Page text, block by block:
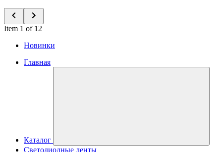
Item 1 of 12
Новинки
Главная
Каталог
Светодиодные ленты